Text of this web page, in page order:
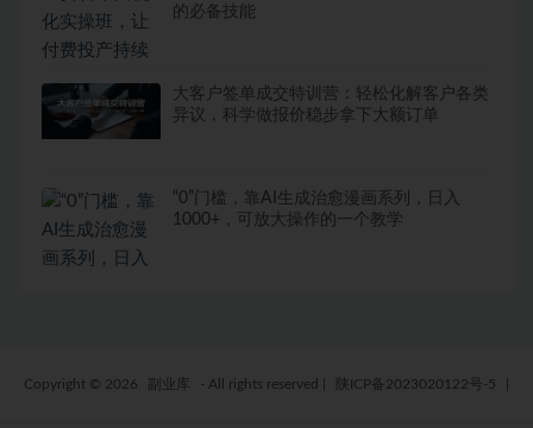
的必备技能
大客户签单成交特训营：轻松化解客户各类
异议，科学做报价稳步拿下大额订单
“0”门槛，靠AI生成治愈漫画系列，日入
1000+，可放大操作的一个教学
Copyright © 2026 副业库 - All rights reserved 陕ICP备2023020122号-5